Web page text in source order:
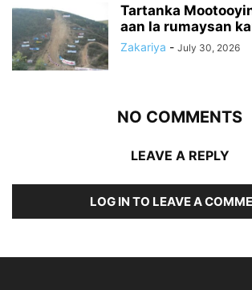
Tartanka
aan la rumaysan
Zakariya - July 30, 2026
NO COMMENTS
LEAVE A REPLY
LOG IN TO LEAVE A